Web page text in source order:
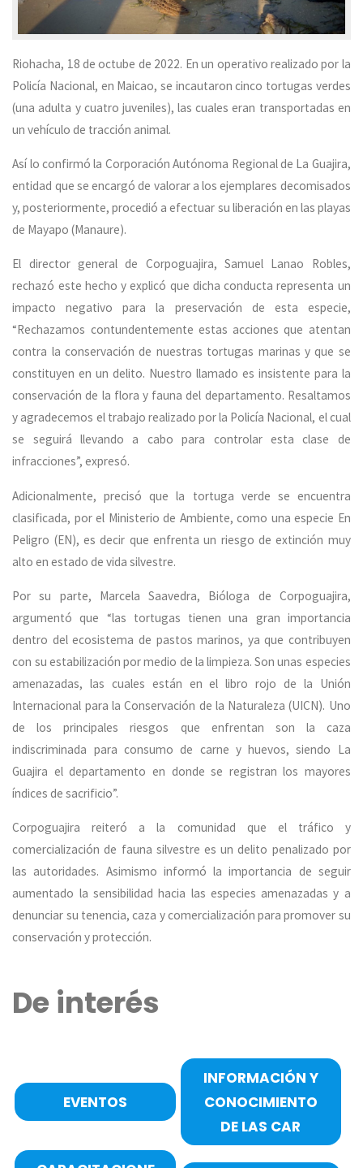
Riohacha, 18 de octube de 2022. En un operativo realizado por la
Policía Nacional, en Maicao, se incautaron cinco tortugas verdes
(una adulta y cuatro juveniles), las cuales eran transportadas en
un vehículo de tracción animal.
Así lo confirmó la Corporación Autónoma Regional de La Guajira,
entidad que se encargó de valorar a los ejemplares decomisados
y, posteriormente, procedió a efectuar su liberación en las playas
de Mayapo (Manaure).
El director general de Corpoguajira, Samuel Lanao Robles,
rechazó este hecho y explicó que dicha conducta representa un
impacto negativo para la preservación de esta especie,
“Rechazamos contundentemente estas acciones que atentan
contra la conservación de nuestras tortugas marinas y que se
constituyen en un delito. Nuestro llamado es insistente para la
conservación de la flora y fauna del departamento. Resaltamos
y agradecemos el trabajo realizado por la Policía Nacional, el cual
se seguirá llevando a cabo para controlar esta clase de
infracciones”, expresó.
Adicionalmente, precisó que la tortuga verde se encuentra
clasificada, por el Ministerio de Ambiente, como una especie En
Peligro (EN), es decir que enfrenta un riesgo de extinción muy
alto en estado de vida silvestre.
Por su parte, Marcela Saavedra, Bióloga de Corpoguajira,
argumentó que “las tortugas tienen una gran importancia
dentro del ecosistema de pastos marinos, ya que contribuyen
con su estabilización por medio de la limpieza. Son unas especies
amenazadas, las cuales están en el libro rojo de la Unión
Internacional para la Conservación de la Naturaleza (UICN). Uno
de los principales riesgos que enfrentan son la caza
indiscriminada para consumo de carne y huevos, siendo La
Guajira el departamento en donde se registran los mayores
índices de sacrificio”.
Corpoguajira reiteró a la comunidad que el tráfico y
comercialización de fauna silvestre es un delito penalizado por
las autoridades. Asimismo informó la importancia de seguir
aumentado la sensibilidad hacia las especies amenazadas y a
denunciar su tenencia, caza y comercialización para promover su
conservación y protección.
De interés
EVENTOS
INFORMACIÓN Y
CONOCIMIENTO
DE LAS CAR